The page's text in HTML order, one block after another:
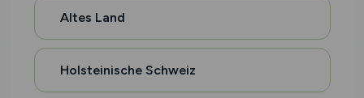
Altes Land
Holsteinische Schweiz